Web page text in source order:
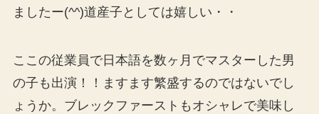
ましたー(^^)道産子としては嬉しい・・
ここの従業員で日本語を数ヶ月でマスターした男
の子も出演！！ますます繁盛するのではないでし
ょうか。ブレックファーストもオシャレで美味し